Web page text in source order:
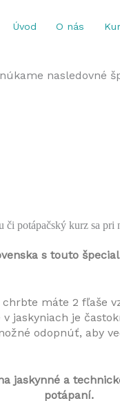
Úvod O nás
nasledovné
či potápačský kurz sa pri
s touto
máte 2 fľaše
jaskyniach je
odopnúť, aby
jaskynné a
potápaní.